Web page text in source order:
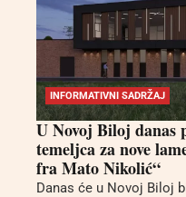
INFORMATIVNI SADRŽAJ
U Novoj Biloj danas
temeljca za nove
fra Mato Nikolić“
Danas će u Novoj Biloj